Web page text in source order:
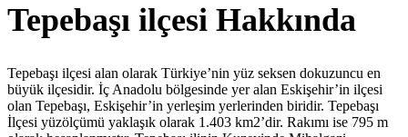
Tepebaşı ilçesi Hakkında
Tepebaşı ilçesi alan olarak Türkiye’nin yüz seksen dokuzuncu en
büyük ilçesidir. İç Anadolu bölgesinde yer alan Eskişehir’in ilçesi
olan Tepebaşı, Eskişehir’in yerleşim yerlerinden biridir. Tepebaşı
İlçesi yüzölçümü yaklaşık olarak 1.403 km2’dir. Rakımı ise 795 m